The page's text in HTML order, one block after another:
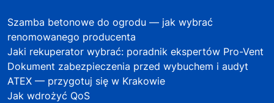
Szamba betonowe do ogrodu — jak wybrać
renomowanego producenta
Jaki rekuperator wybrać: poradnik ekspertów Pro-Vent
Dokument zabezpieczenia przed wybuchem i audyt
ATEX — przygotuj się w Krakowie
Jak wdrożyć QoS